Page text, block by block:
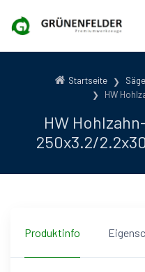
Startseite
HW
HW
250x3.2/
Produktinfo